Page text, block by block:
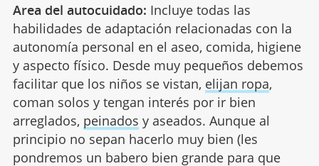
Area del autocuidado: Incluye todas las
habilidades de adaptación relacionadas con la
autonomía personal en el aseo, comida, higiene
y aspecto físico. Desde muy pequeños debemos
facilitar que los niños se vistan, elijan ropa,
coman solos y tengan interés por ir bien
arreglados, peinados y aseados. Aunque al
principio no sepan hacerlo muy bien (les
pondremos un babero bien grande para que